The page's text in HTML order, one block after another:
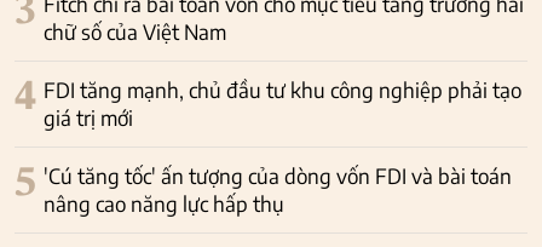
3 chữ số của Việt Nam
4 FDI tăng mạnh, chủ đầu tư khu công nghiệp phải tạo
giá trị mới
5 'Cú tăng tốc' ấn tượng của dòng vốn FDI và bài toán
nâng cao năng lực hấp thụ